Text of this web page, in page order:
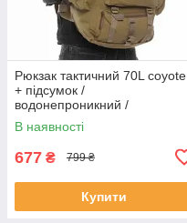
Рюкзак тактичний 70L coyote
+ підсумок /
водонепроникний /
армійський
В наявності
677 ₴ 799 ₴
Купити